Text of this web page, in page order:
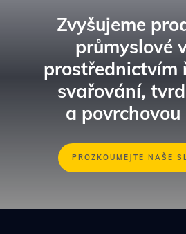
Zvyšujeme
průmyslové
prostřednictvím
svařování,
a
PROZKOUMEJTE NAŠE